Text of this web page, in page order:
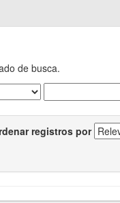
de busca.
registros por